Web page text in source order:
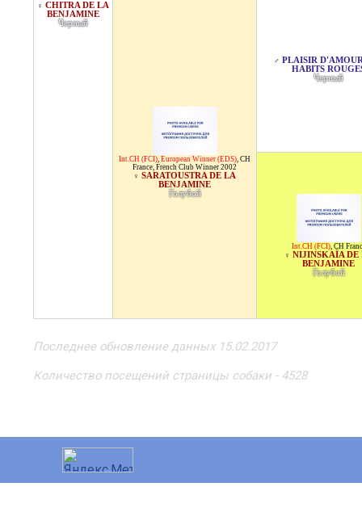
♀ CHITRA DE LA
BENJAMINE
Черный
Int.CH (FCI), European Winner (EDS), CH
France, French Club Winner 2002
♀ SARATOUSTRA DE LA
BENJAMINE
Голубой
♂ PLAISIR
HABITS
Черный
Int.CH (FCI), CH
♀ NIJINSKAÏA DE
BENJAMINE
Голубой
Последнее обновление данных 15.02.2017
Количество посещений страницы собаки - 4528